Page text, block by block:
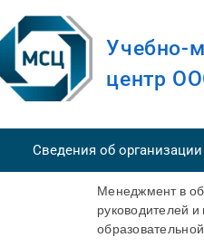
Учебно-
центр
Сведения об организации
Менеджмент в
руководителей и